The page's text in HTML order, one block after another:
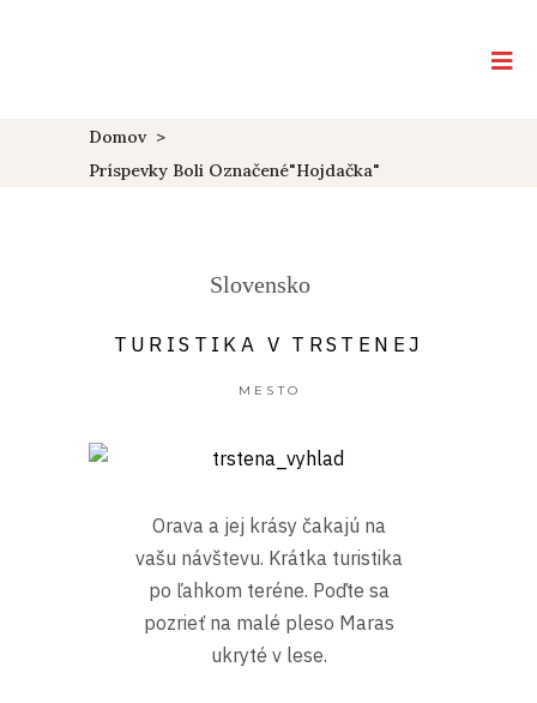
Domov>
Príspevky Boli Označené"Hojdačka"
Slovensko
TURISTIKA V TRSTENEJ
MESTO
Orava a jej krásy čakajú na
vašu návštevu. Krátka turistika
po ľahkom teréne. Poďte sa
pozrieť na malé pleso Maras
ukryté v lese.